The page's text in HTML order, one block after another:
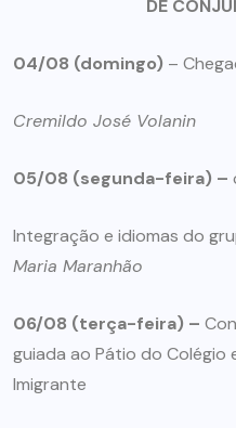
DE
04/08 (domingo) –
Cremildo José Volanin
05/08 (segunda-feira) –
Integração e idiomas do
Maria Maranhão
06/08 (terça-feira) –
guiada ao Pátio do Colégio
Imigrante